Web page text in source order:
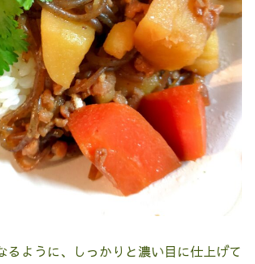
るように、しっかりと濃い目に仕上げて